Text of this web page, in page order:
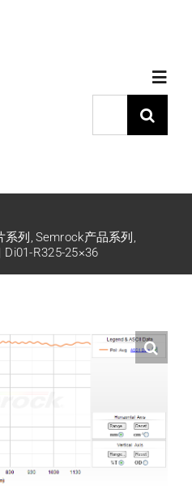
索：
系列
Semrock产品系列
Di01-R325-25×36